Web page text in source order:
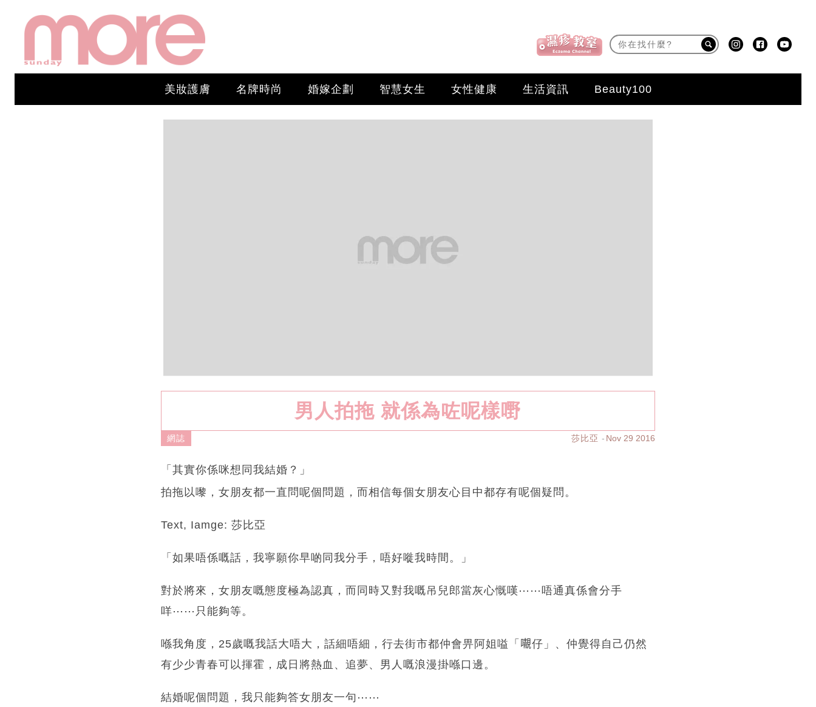
美妝護膚 名牌時尚 婚嫁企劃 智慧女生 女性健康 生活資訊 Beauty100
男人拍拖 就係為咗呢樣嘢
網誌 莎比亞 Nov 29 2016
「其實你係咪想同我結婚？」
拍拖以嚟，女朋友都一直問呢個問題，而相信每個女朋友心目中都存有呢個疑問。
Text, Iamge: 莎比亞
「如果唔係嘅話，我寧願你早啲同我分手，唔好嘥我時間。」
對於將來，女朋友嘅態度極為認真，而同時又對我嘅吊兒郎當灰心慨嘆⋯⋯唔通真係會分手
咩⋯⋯只能夠等。
喺我角度，25歲嘅我話大唔大，話細唔細，行去街市都仲會畀阿姐嗌「𡃁仔」、仲覺得自己仍然
有少少青春可以揮霍，成日將熱血、追夢、男人嘅浪漫掛喺口邊。
結婚呢個問題，我只能夠答女朋友一句⋯⋯